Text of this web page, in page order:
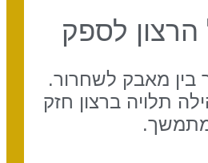
לספק
בין מאבק לשחרור.
תלויה ברצון חזק